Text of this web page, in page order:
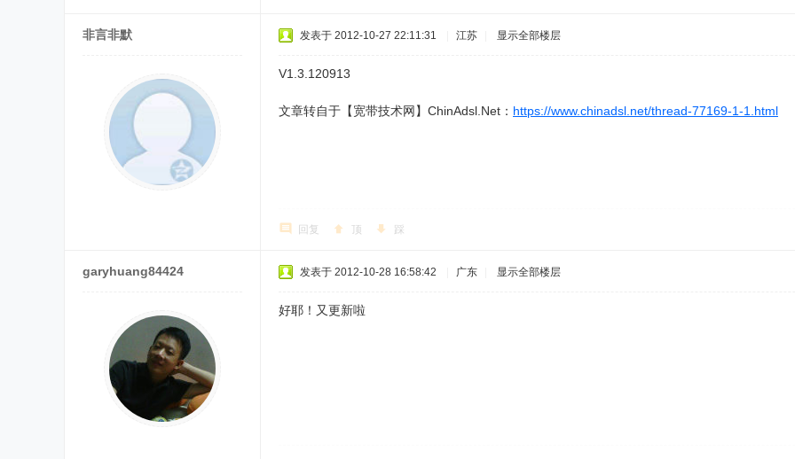
非言非默 发表于 2012-10-27 22:11:31 江苏 显示全部楼层
V1.3.120913
文章转自于【宽带技术网】ChinAdsl.Net： https://www.chinadsl.net/thread-77169-1-1.html
回复 顶 踩
garyhuang84424 发表于 2012-10-28 16:58:42 广东 显示全部楼层
好耶！又更新啦